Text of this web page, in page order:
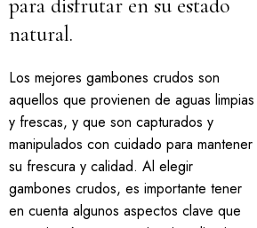
para disfrutar en su estado
natural.
Los mejores gambones crudos son
aquellos que provienen de aguas limpias
y frescas, y que son capturados y
manipulados con cuidado para mantener
su frescura y calidad. Al elegir
gambones crudos, es importante tener
en cuenta algunos aspectos clave que